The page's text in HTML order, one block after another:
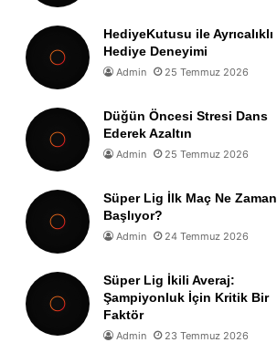
HediyeKutusu ile Ayrıcalıklı
Hediye Deneyimi
Admin 25 Temmuz 2026
Düğün Öncesi Stresi Dans
Ederek Azaltın
Admin 25 Temmuz 2026
Süper Lig İlk Maç Ne Zaman
Başlıyor?
Admin 24 Temmuz 2026
Süper Lig İkili Averaj:
Şampiyonluk İçin Kritik Bir
Faktör
Admin 23 Temmuz 2026